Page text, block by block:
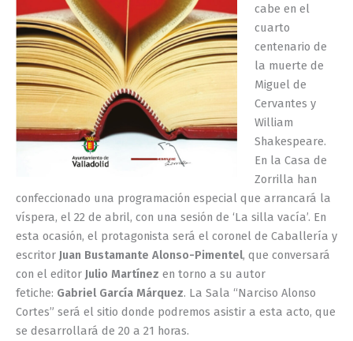
cabe en el
cuarto
centenario de
la muerte de
Miguel de
Cervantes y
William
Shakespeare.
En la Casa de
Zorrilla han
confeccionado una programación especial que arrancará la
víspera, el 22 de abril, con una sesión de ‘La silla vacía’. En
esta ocasión, el protagonista será el coronel de Caballería y
escritor Juan Bustamante Alonso-Pimentel, que conversará
con el editor Julio Martínez en torno a su autor
fetiche: Gabriel García Márquez. La Sala “Narciso Alonso
Cortes” será el sitio donde podremos asistir a esta acto, que
se desarrollará de 20 a 21 horas.